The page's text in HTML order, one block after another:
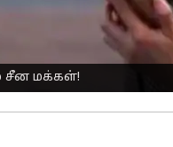
சீன மக்கள்!
விட